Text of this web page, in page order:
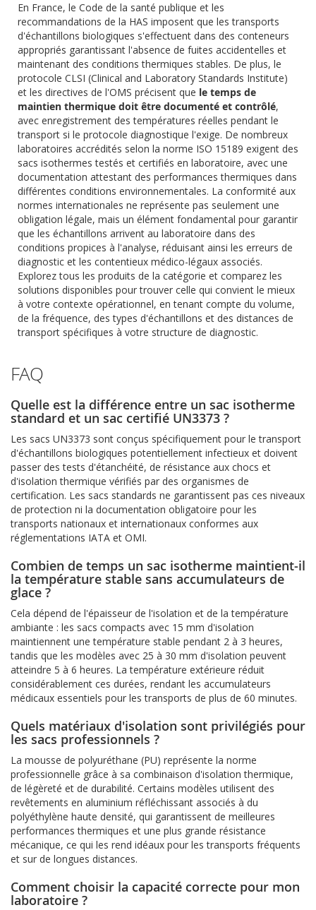
En France, le Code de la santé publique et les
recommandations de la HAS imposent que les transports
d'échantillons biologiques s'effectuent dans des conteneurs
appropriés garantissant l'absence de fuites accidentelles et
maintenant des conditions thermiques stables. De plus, le
protocole CLSI (Clinical and Laboratory Standards Institute)
et les directives de l'OMS précisent que le temps de
maintien thermique doit être documenté et contrôlé,
avec enregistrement des températures réelles pendant le
transport si le protocole diagnostique l'exige. De nombreux
laboratoires accrédités selon la norme ISO 15189 exigent des
sacs isothermes testés et certifiés en laboratoire, avec une
documentation attestant des performances thermiques dans
différentes conditions environnementales. La conformité aux
normes internationales ne représente pas seulement une
obligation légale, mais un élément fondamental pour garantir
que les échantillons arrivent au laboratoire dans des
conditions propices à l'analyse, réduisant ainsi les erreurs de
diagnostic et les contentieux médico-légaux associés.
Explorez tous les produits de la catégorie et comparez les
solutions disponibles pour trouver celle qui convient le mieux
à votre contexte opérationnel, en tenant compte du volume,
de la fréquence, des types d'échantillons et des distances de
transport spécifiques à votre structure de diagnostic.
FAQ
Quelle est la différence entre un sac isotherme
standard et un sac certifié UN3373 ?
Les sacs UN3373 sont conçus spécifiquement pour le transport
d'échantillons biologiques potentiellement infectieux et doivent
passer des tests d'étanchéité, de résistance aux chocs et
d'isolation thermique vérifiés par des organismes de
certification. Les sacs standards ne garantissent pas ces niveaux
de protection ni la documentation obligatoire pour les
transports nationaux et internationaux conformes aux
réglementations IATA et OMI.
Combien de temps un sac isotherme maintient-il
la température stable sans accumulateurs de
glace ?
Cela dépend de l'épaisseur de l'isolation et de la température
ambiante : les sacs compacts avec 15 mm d'isolation
maintiennent une température stable pendant 2 à 3 heures,
tandis que les modèles avec 25 à 30 mm d'isolation peuvent
atteindre 5 à 6 heures. La température extérieure réduit
considérablement ces durées, rendant les accumulateurs
médicaux essentiels pour les transports de plus de 60 minutes.
Quels matériaux d'isolation sont privilégiés pour
les sacs professionnels ?
La mousse de polyuréthane (PU) représente la norme
professionnelle grâce à sa combinaison d'isolation thermique,
de légèreté et de durabilité. Certains modèles utilisent des
revêtements en aluminium réfléchissant associés à du
polyéthylène haute densité, qui garantissent de meilleures
performances thermiques et une plus grande résistance
mécanique, ce qui les rend idéaux pour les transports fréquents
et sur de longues distances.
Comment choisir la capacité correcte pour mon
laboratoire ?